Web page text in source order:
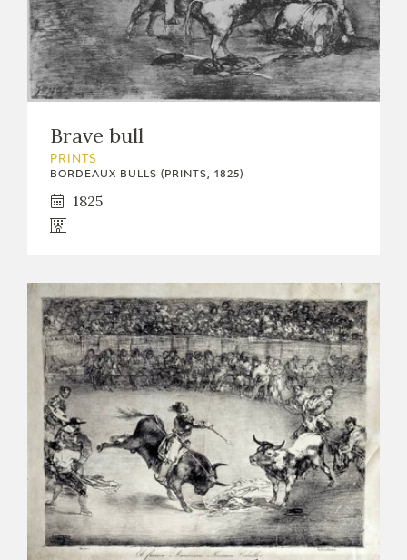
EL VIAJE DE GOYA
CATÁLOGO
PREMIO ARAGÓN GOYA
PUBLICACIONES
SHOP
ONLINE SHOP
EDUCA
Brave bull
PRINTS
BORDEAUX BULLS (PRINTS, 1825)
1825